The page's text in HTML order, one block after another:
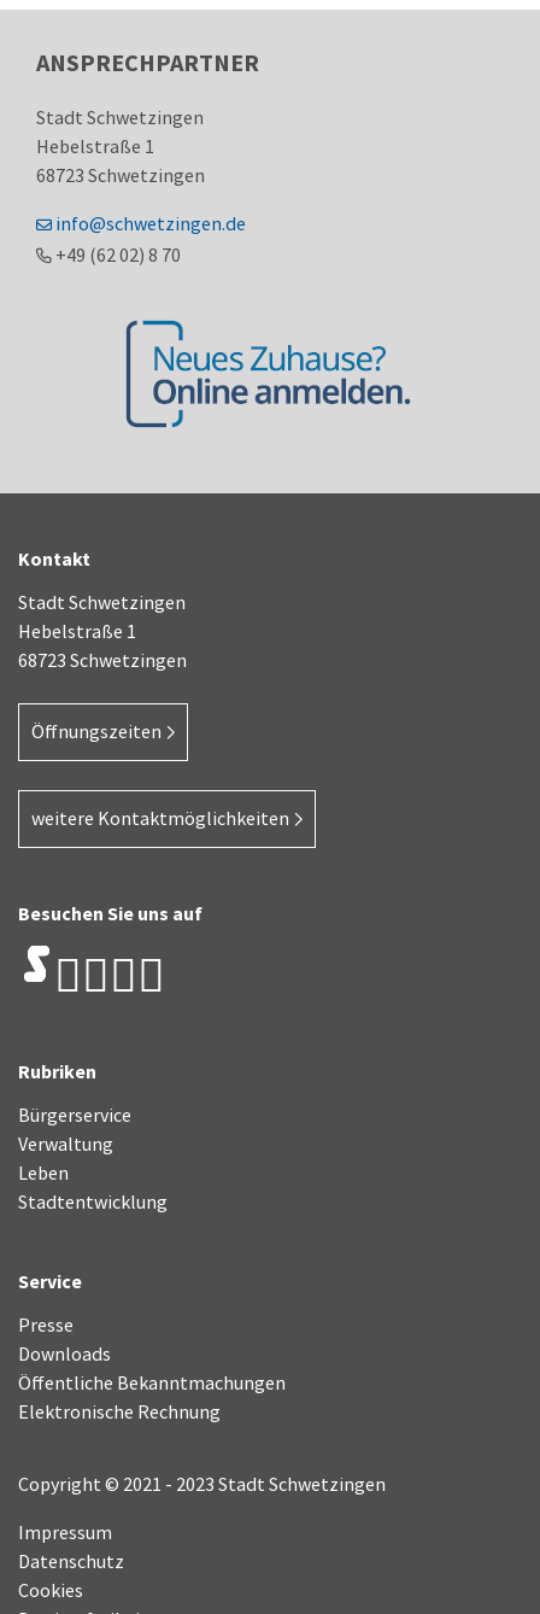
ANSPRECHPARTNER
Stadt Schwetzingen
Hebelstraße 1
68723 Schwetzingen
info@schwetzingen.de
+49 (6202) 8 70
Kontakt
Stadt Schwetzingen
Hebelstraße 1
68723 Schwetzingen
Öffnungszeiten
weitere Kontaktmöglichkeiten
Besuchen Sie uns auf
Rubriken
Bürgerservice
Verwaltung
Leben
Stadtentwicklung
Service
Presse
Downloads
Öffentliche Bekanntmachungen
Elektronische Rechnung
Copyright © 2021 - 2023 Stadt Schwetzingen
Impressum
Datenschutz
Cookies